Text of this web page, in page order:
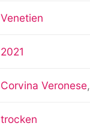
Venetien
2021
Corvina Veronese,
trocken